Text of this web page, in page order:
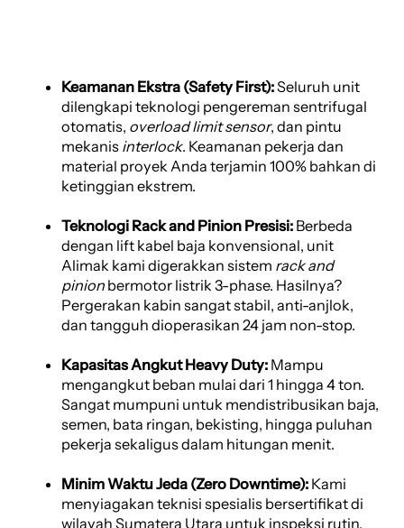
Keamanan Ekstra (Safety First):Seluruh unit
dilengkapi teknologi pengereman sentrifugal
otomatis, overload limit sensor, dan pintu
mekanis interlock. Keamanan pekerja dan
material proyek Anda terjamin 100% bahkan di
ketinggian ekstrem.
Teknologi Rack and Pinion Presisi: Berbeda
dengan lift kabel baja konvensional, unit
Alimak kami digerakkan sistem rack and
pinion bermotor listrik 3-phase. Hasilnya?
Pergerakan kabin sangat stabil, anti-anjlok,
dan tangguh dioperasikan 24 jam non-stop.
Kapasitas Angkut Heavy Duty: Mampu
mengangkut beban mulai dari 1 hingga 4 ton.
Sangat mumpuni untuk mendistribusikan baja,
semen, bata ringan, bekisting, hingga puluhan
pekerja sekaligus dalam hitungan menit.
Minim Waktu Jeda (Zero Downtime): Kami
menyiagakan teknisi spesialis bersertifikat di
wilayah Sumatera Utara untuk inspeksi rutin,